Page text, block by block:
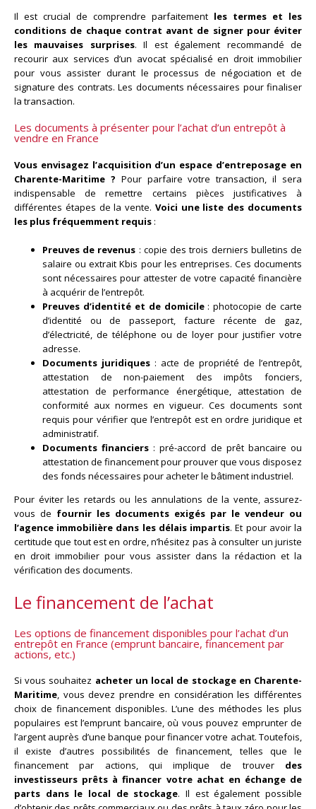
Il est crucial de comprendre parfaitement les termes et les
conditions de chaque contrat avant de signer pour éviter
les mauvaises surprises. Il est également recommandé de
recourir aux services d’un avocat spécialisé en droit immobilier
pour vous assister durant le processus de négociation et de
signature des contrats. Les documents nécessaires pour finaliser
la transaction.
Les documents à présenter pour l’achat d’un entrepôt à
vendre en France
Vous envisagez l’acquisition d’un espace d’entreposage en
Charente-Maritime ? Pour parfaire votre transaction, il sera
indispensable de remettre certains pièces justificatives à
différentes étapes de la vente. Voici une liste des documents
les plus fréquemment requis :
Preuves de revenus : copie des trois derniers bulletins de
salaire ou extrait Kbis pour les entreprises. Ces documents
sont nécessaires pour attester de votre capacité financière
à acquérir de l’entrepôt.
Preuves d’identité et de domicile: photocopie de carte
d’identité ou de passeport, facture récente de gaz,
d’électricité, de téléphone ou de loyer pour justifier votre
adresse.
Documents juridiques : acte de propriété de l’entrepôt,
attestation de non-paiement des impôts fonciers,
attestation de performance énergétique, attestation de
conformité aux normes en vigueur. Ces documents sont
requis pour vérifier que l’entrepôt est en ordre juridique et
administratif.
Documents financiers : pré-accord de prêt bancaire ou
attestation de financement pour prouver que vous disposez
des fonds nécessaires pour acheter le bâtiment industriel.
Pour éviter les retards ou les annulations de la vente, assurez-
vous de fournir les documents exigés par le vendeur ou
l’agence immobilière dans les délais impartis. Et pour avoir la
certitude que tout est en ordre, n’hésitez pas à consulter un juriste
en droit immobilier pour vous assister dans la rédaction et la
vérification des documents.
Le financement de l’achat
Les options de financement disponibles pour l’achat d’un
entrepôt en France (emprunt bancaire, financement par
actions, etc.)
Si vous souhaitez acheter un local de stockage en Charente-
Maritime, vous devez prendre en considération les différentes
choix de financement disponibles. L’une des méthodes les plus
populaires est l’emprunt bancaire, où vous pouvez emprunter de
l’argent auprès d’une banque pour financer votre achat. Toutefois,
il existe d’autres possibilités de financement, telles que le
financement par actions, qui implique de trouver des
investisseurs prêts à financer votre achat en échange de
parts dans le local de stockage. Il est également possible